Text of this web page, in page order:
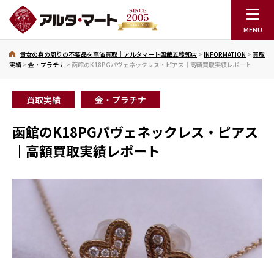
貴女の身の周りの不要品を高価買取｜アルタマート函館五稜郭店 > INFORMATION > 買取
実績 > 金・プラチナ > 函館のK18PGパヴェネックレス・ピアス｜高額買取実績レポート
買取実績 金・プラチナ
函館のK18PGパヴェネックレス・ピアス
｜高額買取実績レポート